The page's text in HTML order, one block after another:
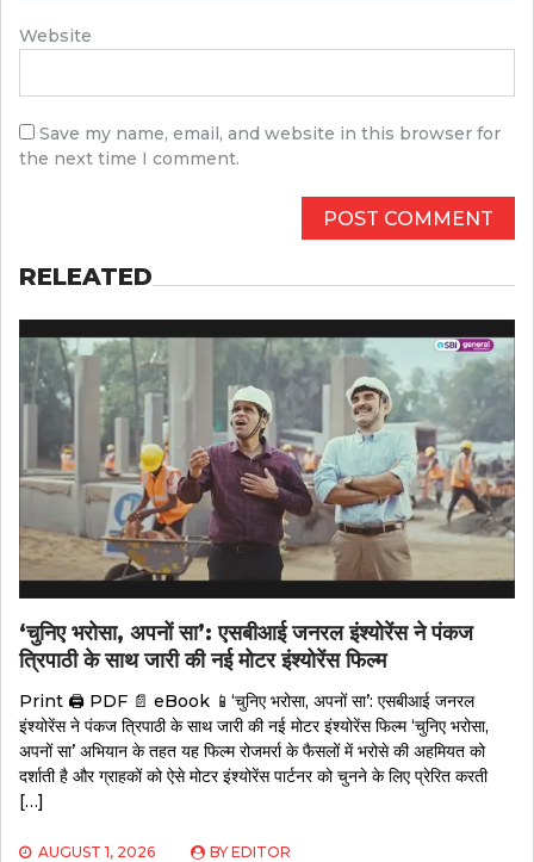
Website
Save my name, email, and website in this browser for
the next time I comment.
RELEATED
‘चुनिए भरोसा, अपनों सा’: एसबीआई जनरल इंश्योरेंस ने पंकज
त्रिपाठी के साथ जारी की नई मोटर इंश्योरेंस फिल्म
Print 🖨 PDF 📄 eBook 📱‘चुनिए भरोसा, अपनों सा’: एसबीआई जनरल
इंश्योरेंस ने पंकज त्रिपाठी के साथ जारी की नई मोटर इंश्योरेंस फिल्म ‘चुनिए भरोसा,
अपनों सा’ अभियान के तहत यह फिल्म रोजमर्रा के फैसलों में भरोसे की अहमियत को
दर्शाती है और ग्राहकों को ऐसे मोटर इंश्योरेंस पार्टनर को चुनने के लिए प्रेरित करती
[…]
AUGUST 1, 2026 BY EDITOR